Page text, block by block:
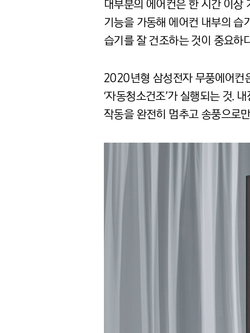
대부분의 에어컨은 한 시간 이상
기능을 가동해 에어컨 내부의 습
습기를 잘 건조하는 것이 중요하
2020년형 삼성전자 무풍에어컨
‘자동청소건조’가 실행되는 것.
작동을 완전히 멈추고 송풍으로